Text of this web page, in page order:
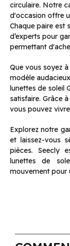
circulaire. Notre
d'occasion offre
Chaque paire est
d’experts pour
permettant
Que vous soyez
modèle
lunettes de soleil
satisfaire. Grâce
vous pouvez
Explorez notre
et laissez-vous
pièces. Seecly
lunettes de
mouvement pour